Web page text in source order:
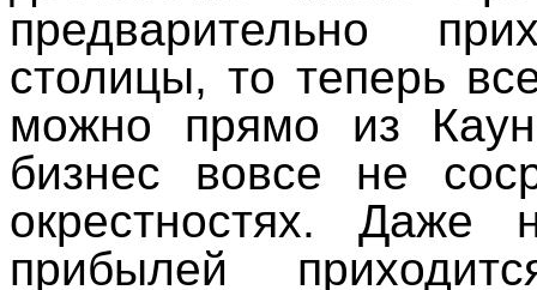
предварительно
столицы, то теперь
можно прямо из
бизнес вовсе не
окрестностях. Даже
прибылей